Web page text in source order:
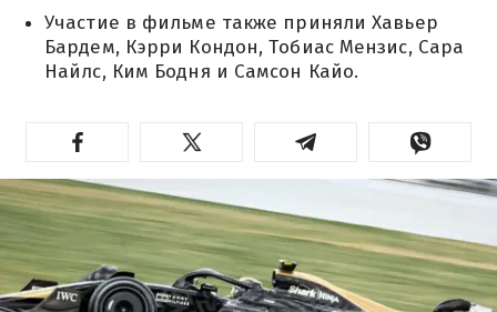
Участие в фильме также приняли Хавьер
Бардем, Кэрри Кондон, Тобиас Мензис, Сара
Найлс, Ким Бодня и Самсон Кайо.